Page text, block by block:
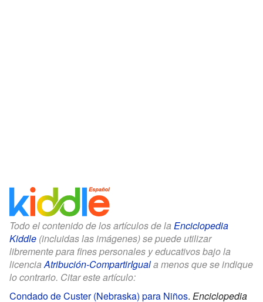
Todo el contenido de los artículos de la Enciclopedia
Kiddle (incluidas las imágenes) se puede utilizar
libremente para fines personales y educativos bajo la
licenciaAtribución-CompartirIguala menos que se indique
lo contrario. Citar este artículo:
Condado de Custer (Nebraska) para Niños. Enciclopedia